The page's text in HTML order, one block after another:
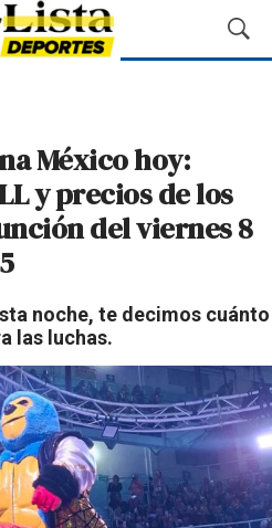
M
o
ú
e
a
México hoy:
y precios de los
del viernes 8
noche, te decimos cuánto
las luchas.